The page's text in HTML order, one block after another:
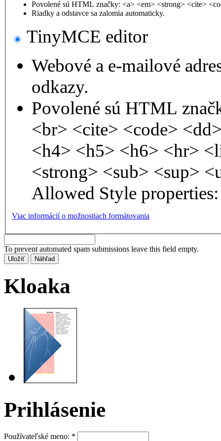
Povolené sú HTML značky: <a> <em> <strong> <cite>
Riadky a odstavce sa zalomia automaticky.
TinyMCE editor
Webové a e-mailové
odkazy.
Povolené sú HTML
<br> <cite> <code>
<h4> <h5> <h6> <hr>
<strong> <sub> <sup>
Allowed Style
Viac informácií o možnostiach formátovania
To prevent automated spam submissions leave this field empty.
Kloaka
Prihlásenie
Používateľské meno: *